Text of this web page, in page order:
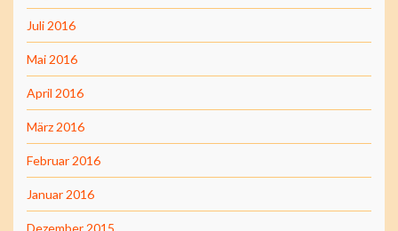
Juli 2016
Mai 2016
April 2016
März 2016
Februar 2016
Januar 2016
Dezember 2015